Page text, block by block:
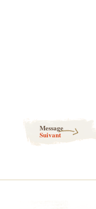
Message
Suivant